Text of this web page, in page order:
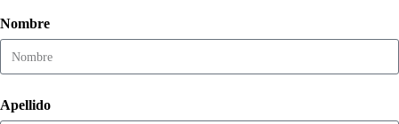
Nombre
Apellido